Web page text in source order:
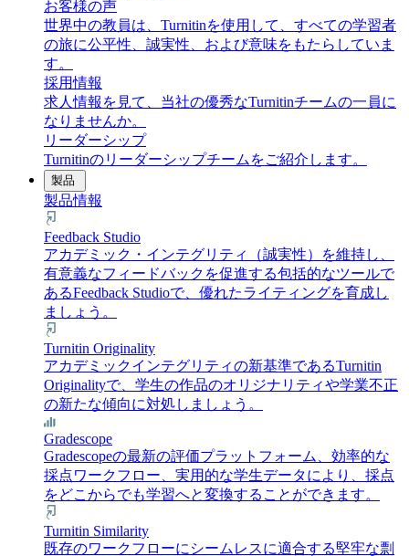
お客様の声
世界中の教員は、Turnitinを使用して、すべての学習者
の旅に公平性、誠実性、および意味をもたらしていま
す。
採用情報
求人情報を見て、当社の優秀なTurnitinチームの一員に
なりませんか。
リーダーシップ
Turnitinのリーダーシップチームをご紹介します。
製品
製品情報
Feedback Studio
アカデミック・インテグリティ（誠実性）を維持し、
有意義なフィードバックを促進する包括的なツールで
あるFeedback Studioで、優れたライティングを育成し
ましょう。
Turnitin Originality
アカデミックインテグリティの新基準であるTurnitin
Originalityで、学生の作品のオリジナリティや学業不正
の新たな傾向に対処しましょう。
Gradescope
Gradescopeの最新の評価プラットフォーム、効率的な
採点ワークフロー、実用的な学生データにより、採点
をどこからでも学習へと変換することができます。
Turnitin Similarity
既存のワークフローにシームレスに適合する堅牢な剽